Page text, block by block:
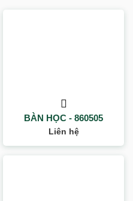
BÀN HỌC - 860505
Liên hệ